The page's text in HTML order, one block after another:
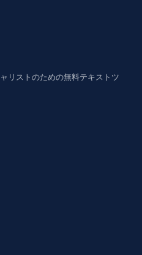
リストのための無料テキストツ